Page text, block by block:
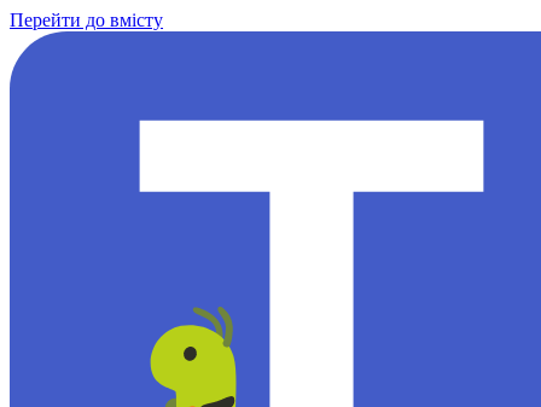
Перейти до вмісту